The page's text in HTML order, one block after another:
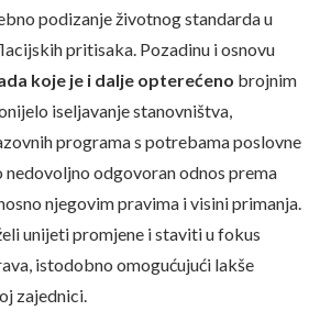
podizanje životnog standarda u
pritisaka. Pozadinu i osnovu
koje je i dalje opterećeno brojnim
iseljavanje stanovništva,
programa s potrebama poslovne
nedovoljno odgovoran odnos prema
njegovim pravima i visini primanja.
unijeti promjene i staviti u fokus
istodobno omogućujući lakše
zajednici.